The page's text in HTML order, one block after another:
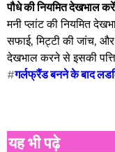
पौधे की नियमित देखभाल करें
मनी प्लांट की नियमित
सफाई, मिट्टी की जांच,
देखभाल करने से इसकी
#गर्लफ्रैंड बनने के बाद
यह भी पढ़े